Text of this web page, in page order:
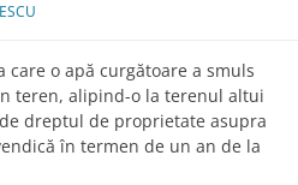
o apă curgătoare a smuls
teren, alipind-o la terenul altui
dreptul de proprietate asupra
în termen de un an de la